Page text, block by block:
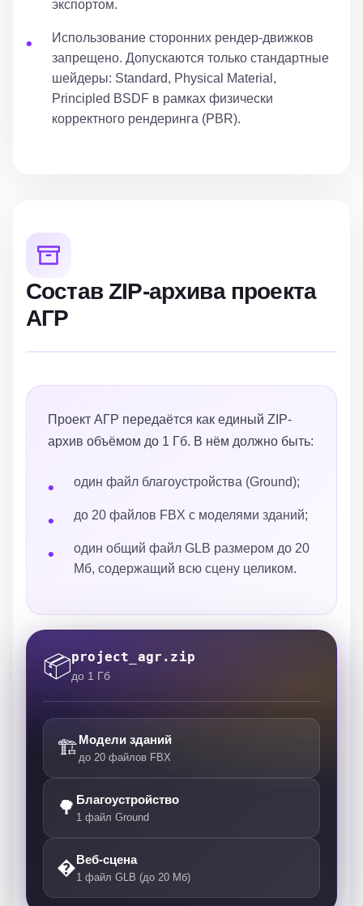
экспортом.
Использование сторонних рендер-движков
запрещено. Допускаются только стандартные
шейдеры: Standard, Physical Material,
Principled BSDF в рамках физически
корректного рендеринга (PBR).
Состав ZIP-архива проекта
АГР
Проект АГР передаётся как единый ZIP-
архив объёмом до 1 Гб. В нём должно быть:
один файл благоустройства (Ground);
до 20 файлов FBX с моделями зданий;
один общий файл GLB размером до 20
Мб, содержащий всю сцену целиком.
📦project_agr.zip
до 1 Гб
🏗️Модели зданий
до 20 файлов FBX
🌳 Благоустройство
1 файл Ground
�Веб-сцена
1 файл GLB (до 20 Мб)